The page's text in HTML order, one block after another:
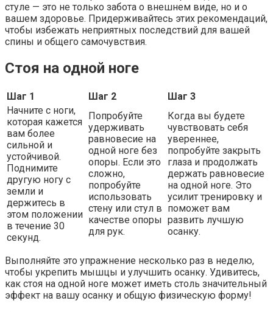
стуле — это не только забота о внешнем виде, но и о
вашем здоровье. Придерживайтесь этих рекомендаций,
чтобы избежать неприятных последствий для вашей
спины и общего самочувствия.
Стоя на одной ноге
Шаг 1 Шаг 2
Шаг 3
Начните с ноги,
которая кажется
вам более
сильной и
устойчивой.
Поднимите
другую ногу с
земли и
держитесь в
этом положении
в течение 30
секунд.
Попробуйте
удерживать
равновесие на
одной ноге без
опоры. Если это
сложно,
попробуйте
использовать
стену или стул в
качестве опоры
для рук.
Когда вы будете
чувствовать себя
увереннее,
попробуйте закрыть
глаза и продолжать
держать равновесие
на одной ноге. Это
усилит тренировку и
поможет вам
развить лучшую
осанку.
Выполняйте это упражнение несколько раз в неделю,
чтобы укрепить мышцы и улучшить осанку. Удивитесь,
как стоя на одной ноге может иметь столь значительный
эффект на вашу осанку и общую физическую форму!